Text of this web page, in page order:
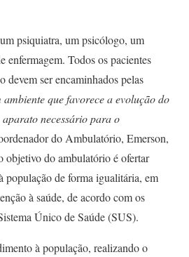
psiquiatra, um psicólogo, um
enfermagem. Todos os pacientes
devem ser encaminhados pelas
ambiente que favorece a evolução do
necessário para o
do Ambulatório, Emerson,
objetivo do ambulatório é ofertar
população de forma igualitária, em
à saúde, de acordo com os
Único de Saúde (SUS).
à população, realizando o